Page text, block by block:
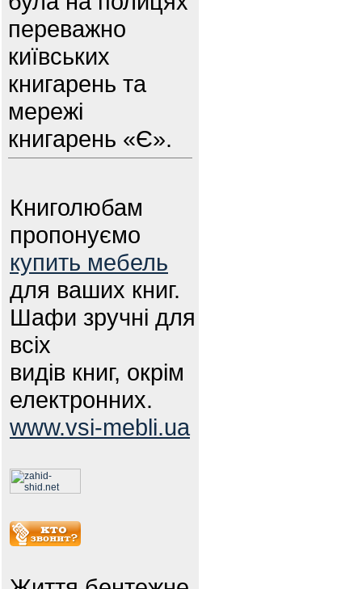
переважно
київських
книгарень та
мережі
книгарень «Є».
Книголюбам
пропонуємо
купить мебель
для ваших книг.
Шафи зручні для
всіх
видів книг, окрім
електронних.
www.vsi-mebli.ua